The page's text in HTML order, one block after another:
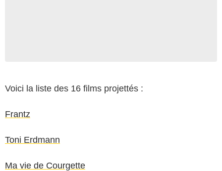
Voici la liste des 16 films projettés :
Frantz
Toni Erdmann
Ma vie de Courgette